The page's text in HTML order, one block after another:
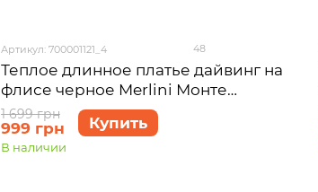
Артикул: 700001121_4 48
Теплое длинное платье дайвинг на
флисе черное Merlini Монте
700001121, размер 54-56
1 699 грн
999 грн Купить
В наличии